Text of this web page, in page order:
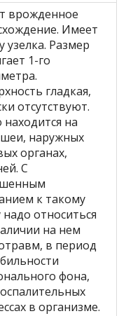
врожденное
Имеет
узелка. Размер
1-го
гладкая,
отсутствуют.
находится на
наружных
органах,
С
к такому
надо относиться
на нем
в период
фона,
в организме.